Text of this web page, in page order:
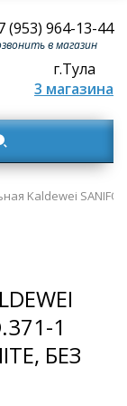
(953) 964-13-44
в магазин
г.Тула
3 магазина
Kaldewei
1
БЕЗ